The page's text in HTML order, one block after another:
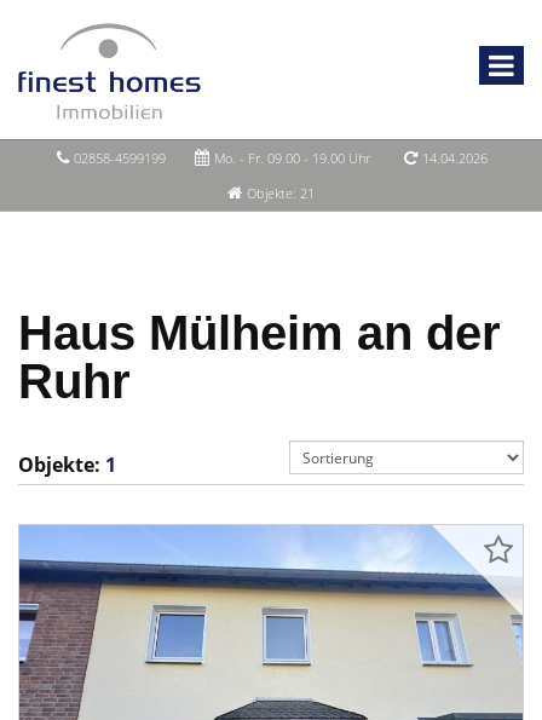
02858-4599199 Mo. - Fr. 09.00 - 19.00 Uhr
14.04.2026
Objekte: 21
Haus Mülheim an der
Ruhr
Objekte: 1